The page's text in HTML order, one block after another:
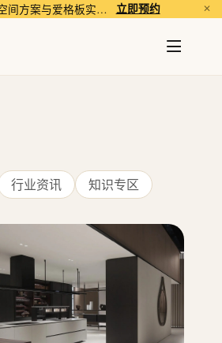
全屋定制新客礼 · 到店即享空间方案与爱格板实样体验。 立即预约 ✕
行业资讯 知识专区